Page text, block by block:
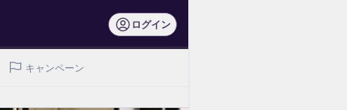
ログイン
キャンペーン